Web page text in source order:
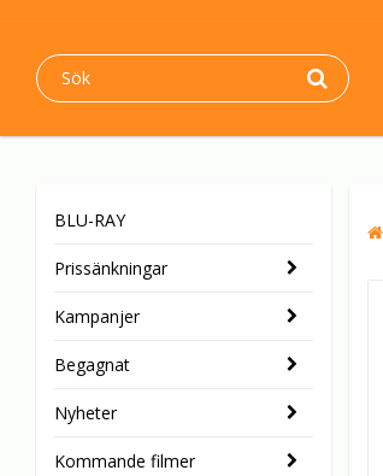
BLU-RAY
Prissänkningar
Kampanjer
Begagnat
Nyheter
Kommande filmer